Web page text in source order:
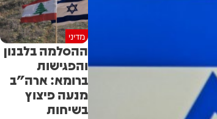
מדיני
ההסלמה בלבנון
והפגישות
ברומא: ארה"ב
מנעה פיצוץ
בשיחות